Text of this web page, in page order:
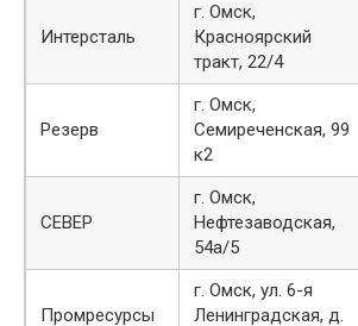
Интерсталь
г. Омск,
Красноярский
тракт, 22/4
Резерв
г. Омск,
Семиреченская, 99
к2
СЕВЕР
г. Омск,
Нефтезаводская,
54а/5
Промресурсы
г. Омск, ул. 6-я
Ленинградская, д.